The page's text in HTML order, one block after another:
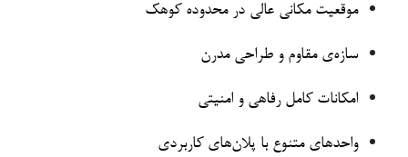
موقعیت مکانی عالی در محدوده کوهک
سازه‌ی مقاوم و طراحی مدرن
امکانات کامل رفاهی و امنیتی
واحدهای متنوع با پلان‌های کاربردی